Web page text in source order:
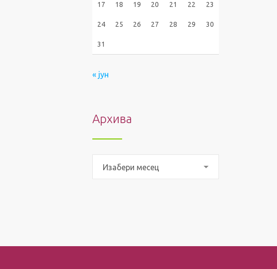
17 18 19 20 21 22 23
24 25 26 27 28 29 30
31
« јун
Архива
Изабери месец